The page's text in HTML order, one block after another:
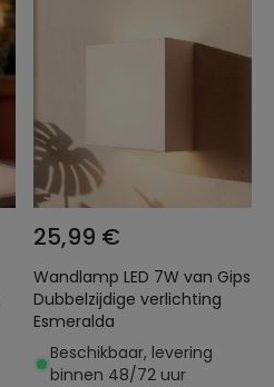
25,99 €
Wandlamp LED 7W van Gips
Dubbelzijdige verlichting
Esmeralda
Beschikbaar, levering
binnen 48/72 uur